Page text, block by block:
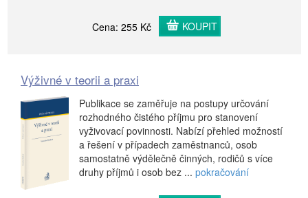
Cena: 255 Kč KOUPIT
Výživné v teorii a praxi
Publikace se zaměřuje na postupy určování
rozhodného čistého příjmu pro stanovení
vyživovací povinnosti. Nabízí přehled možností
a řešení v případech zaměstnanců, osob
samostatně výdělečně činných, rodičů s více
druhy příjmů i osob bez ... pokračování